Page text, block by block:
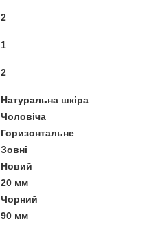
2
1
2
Натуральна шкіра
Чоловіча
Горизонтальне
Зовні
Новий
20 мм
Чорний
90 мм